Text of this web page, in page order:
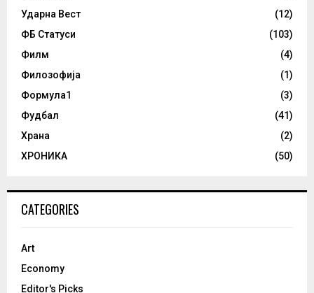
Ударна Вест
(12)
ФБ Статуси
(103)
Филм
(4)
Филозофија
(1)
Формула1
(3)
Фудбал
(41)
Храна
(2)
ХРОНИКА
(50)
CATEGORIES
Art
Economy
Editor's Picks